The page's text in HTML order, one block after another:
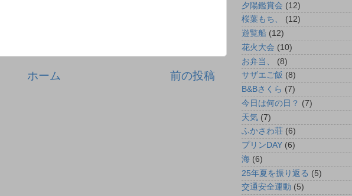
前の投稿
ホーム
夕陽鑑賞会 (12)
桜葉もち、
(12)
遊覧船 (12)
花火大会 (10)
お弁当、
(8)
サザエご飯 (8)
B&Bさくら (7)
今日は何の日？ (7)
天気 (7)
ふかさわ荘 (6)
プリンDAY (6)
海 (6)
25年夏を振り返る (5)
交通安全運動 (5)